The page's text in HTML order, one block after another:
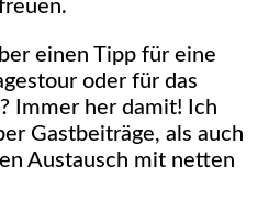
einen Tipp für eine
oder für das
Immer her damit! Ich
Gastbeiträge, als auch
Austausch mit netten